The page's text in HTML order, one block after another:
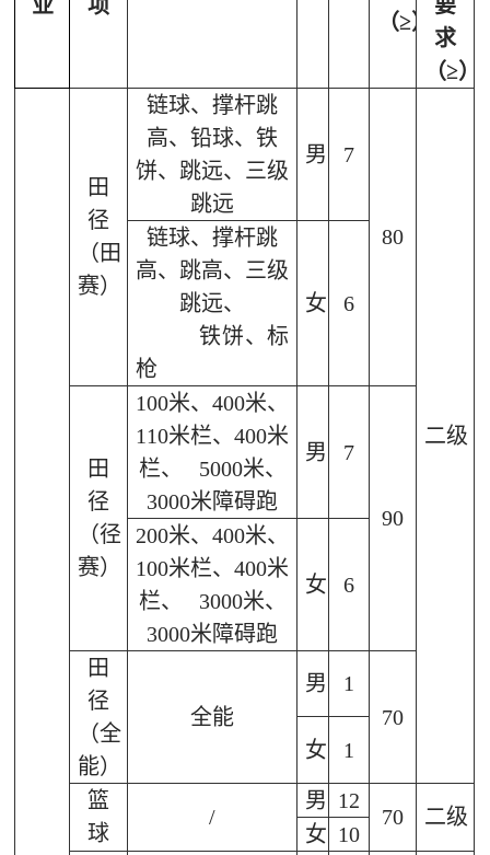
业
项
（≥）
要
求
（≥）
田
径
（田
赛）
链球、撑杆跳
高、铅球、铁
饼、跳远、三级
跳远
男 7
80
二级
链球、撑杆跳
高、 跳高、三级
跳远、
铁饼、标
枪
女 6
田
径
（径
赛）
100米、400米、
110米栏、400米
栏、 5000米、
3000米障碍跑
男 7
90
200米、400米、
100米栏、400米
栏、 3000米、
3000米障碍跑
女 6
田
径
（全
能）
全能
男
1
70
女
1
篮
球
/
男 12
70 二级
女 10